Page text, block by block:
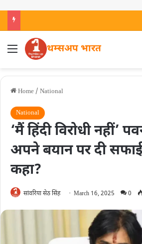
थम्सअप भारत
Home / National
National
‘मैं हिंदी विरोधी नहीं’
अपने बयान पर दी
कहा?
सांवरिया सेठ सिंह March 16, 2025 0